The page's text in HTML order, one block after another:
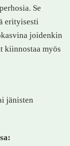
Se
erityisesti
joidenkin
kiinnostaa myös
jänisten